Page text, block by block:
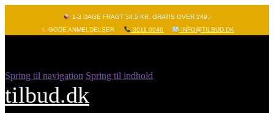
1-3 DAGE FRAGT 34,5 KR. GRATIS OVER 249,-
-GODE ANMELDELSER
3011 0040 INFO@TILBUD.DK
Spring til navigation Spring til indhold
tilbud.dk